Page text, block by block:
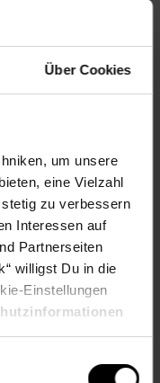
Über Cookies
um unsere
eine Vielzahl
zu verbessern
Interessen auf
Partnerseiten
willigst Du in die
Einstellungen
notwendig
durchlässig
Kübelpflanze,